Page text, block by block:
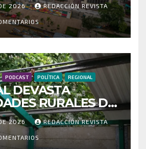
Y NUEVAS
LA
2026 REDACCIÓN REVISTA
PODCAST POLÍTICA REGIONAL
DEVASTA
RURALES DE
ESCUELAS,
Y CEMENTERIO
AFECTADOS
2026 REDACCIÓN REVISTA